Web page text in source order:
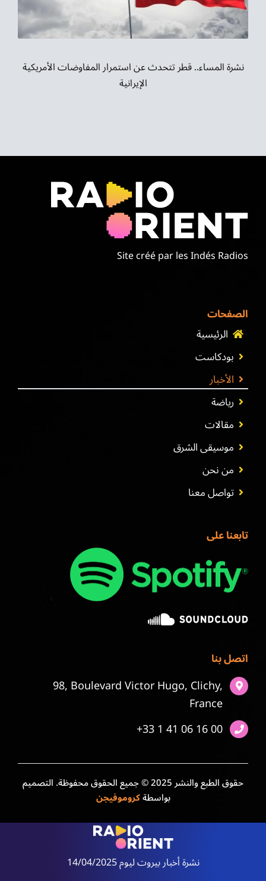
نشرة المساء.. قطر تتحدث عن استمرار المفاوضات الأمريكية
الإيرانية
Site créé par les Indés Radios
الصفحات
الرئيسية
بودكاست
الأخبار
رياضة
مقالات
موسيقى الشرق
من نحن
تواصل معنا
تابعنا على
اتصل بنا
98, Boulevard Victor Hugo, Clichy,
France
+33 1 41 06 16 00
حقوق الطبع والنشر 2025 © جميع الحقوق محفوظة. التصميم
بواسطةكروموفيجن
نشرة أخبار بيروت ليوم 14/04/2025